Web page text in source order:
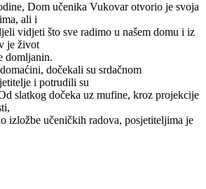
Dom učenika Vukovar otvorio je svoja
ali i
vidjeti što sve radimo u našem domu i iz
je život
domljanin.
dočekali su srdačnom
i potrudili su
slatkog dočeka uz mufine, kroz projekcije
izložbe učeničkih radova, posjetiteljima je